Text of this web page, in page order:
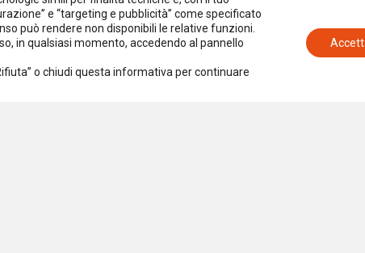
e “targeting e pubblicità” come specificato
può rendere non disponibili le relative funzioni.
in qualsiasi momento, accedendo al pannello
o chiudi questa informativa per continuare